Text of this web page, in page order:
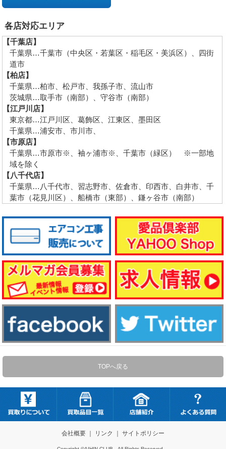
各店対応エリア
【千葉店】
千葉県…千葉市（中央区・若葉区・稲毛区・美浜区）、四街
道市
【柏店】
千葉県…柏市、松戸市、我孫子市、流山市
茨城県…取手市（南部）、守谷市（南部）
【江戸川店】
東京都…江戸川区、葛飾区、江東区、墨田区
千葉県…浦安市、市川市、
【市原店】
千葉県…市原市※、袖ヶ浦市※、千葉市（緑区） ※一部地
域を除く
【八千代店】
千葉県…八千代市、習志野市、佐倉市、印西市、白井市、千
葉市（花見川区）、船橋市（東部）、鎌ヶ谷市（南部）
TOPへ戻る
会社概要｜ リンク サイトポリシー